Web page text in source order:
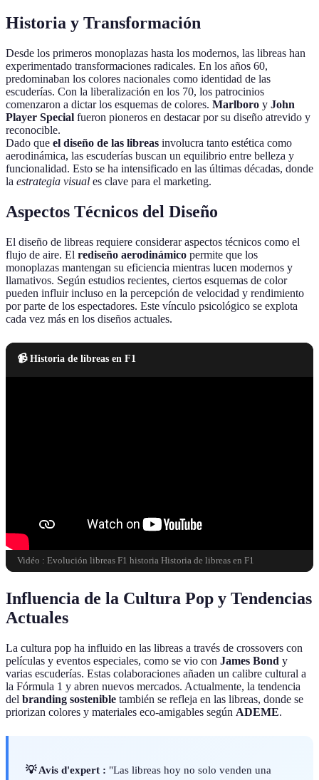
Historia y Transformación
Desde los primeros monoplazas hasta los modernos, las libreas han
experimentado transformaciones radicales. En los años 60,
predominaban los colores nacionales como identidad de las
escuderías. Con la liberalización en los 70, los patrocinios
comenzaron a dictar los esquemas de colores. Marlboro y John
Player Special fueron pioneros en destacar por su diseño atrevido y
reconocible.
Dado que el diseño de las libreas involucra tanto estética como
aerodinámica, las escuderías buscan un equilibrio entre belleza y
funcionalidad. Esto se ha intensificado en las últimas décadas, donde
la estrategia visual es clave para el marketing.
Aspectos Técnicos del Diseño
El diseño de libreas requiere considerar aspectos técnicos como el
flujo de aire. El rediseño aerodinámico permite que los
monoplazas mantengan su eficiencia mientras lucen modernos y
llamativos. Según estudios recientes, ciertos esquemas de color
pueden influir incluso en la percepción de velocidad y rendimiento
por parte de los espectadores. Este vínculo psicológico se explota
cada vez más en los diseños actuales.
📹 Historia de libreas en F1
Vidéo : Evolución libreas F1 historia Historia de libreas en F1
Influencia de la Cultura Pop y Tendencias
Actuales
La cultura pop ha influido en las libreas a través de crossovers con
películas y eventos especiales, como se vio con James Bond y
varias escuderías. Estas colaboraciones añaden un calibre cultural a
la Fórmula 1 y abren nuevos mercados. Actualmente, la tendencia
del branding sostenible también se refleja en las libreas, donde se
priorizan colores y materiales eco-amigables según ADEME.
💡 Avis d'expert : "Las libreas hoy no solo venden una